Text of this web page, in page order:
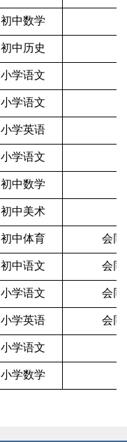
初中数学
初中历史
小学语文
小学语文
小学英语
小学语文
初中数学
初中美术
初中体育 会同
初中语文 会同
小学语文 会同
小学英语 会同
小学语文
小学数学